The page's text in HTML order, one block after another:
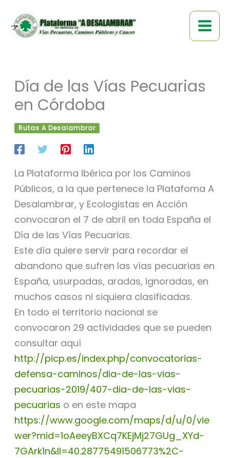
contenido
Día de las Vías Pecuarias
en Córdoba
Rutas A Desalambrar
La Plataforma Ibérica por los Caminos
Públicos, a la que pertenece la Platafoma A
Desalambrar, y Ecologistas en Acción
convocaron el 7 de abril en toda España el
Día de las Vías Pecuarias.
Este día quiere servir para recordar el
abandono que sufren las vías pecuarias en
España, usurpadas, aradas, ignoradas, en
muchos casos ni siquiera clasificadas.
En todo el territorio nacional se
convocaron 29 actividades que se pueden
consultar aquí
http://picp.es/index.php/convocatorias-
defensa-caminos/dia-de-las-vias-
pecuarias-2019/407-dia-de-las-vias-
pecuarias o en este mapa
https://www.google.com/maps/d/u/0/vie
wer?mid=1oAeeyBXCq7KEjMj27GUg_XYd-
7GArk1n&ll=40.28775491506773%2C-